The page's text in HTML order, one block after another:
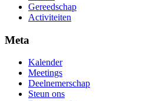
Gereedschap
Activiteiten
Meta
Kalender
Meetings
Deelnemerschap
Steun ons